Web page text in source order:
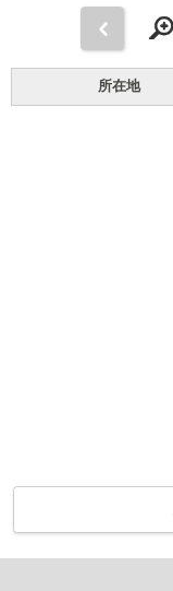
所在地